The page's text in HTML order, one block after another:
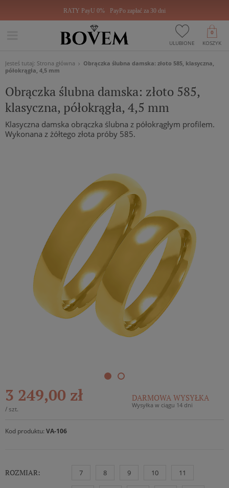
RATY PayU 0% PayPo zapłać za 30 dni
ULUBIONE KOSZYK
0
Jesteś tutaj: Strona główna
Obrączka ślubna damska: złoto 585, klasyczna,
półokrągła, 4,5 mm
Obrączka ślubna damska: złoto 585,
klasyczna, półokrągła, 4,5 mm
Klasyczna damska obrączka ślubna z półokrągłym profilem.
Wykonana z żółtego złota próby 585.
3 249,00 zł
/ szt.
DARMOWA WYSYŁKA
Wysyłka w ciągu 14 dni
Kod produktu: VA-106
ROZMIAR: 7 8 9 10 11